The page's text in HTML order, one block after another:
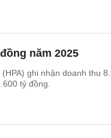
năm 2025
ghi nhận doanh thu
tỷ đồng.